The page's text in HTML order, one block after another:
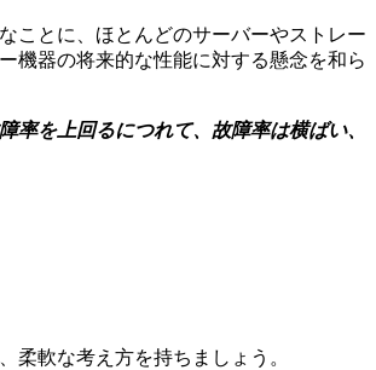
ことに、ほとんどのサーバーやストレー
機器の将来的な性能に対する懸念を和ら
率を上回るにつれて、故障率は横ばい、
柔軟な考え方を持ちましょう。